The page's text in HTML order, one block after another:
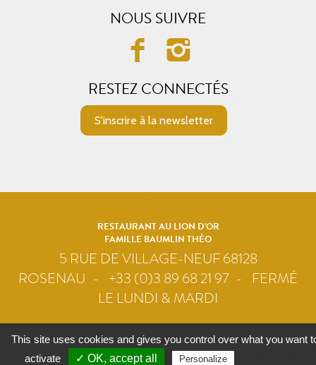
NOUS SUIVRE
RESTEZ CONNECTÉS
S'inscrire à la newsletter
RESTAURANT AU LION D'OR
FAMILLE BAUMLIN THÉO
5 RUE DE VILLAGE-NEUF 68128
ROSENAU
+33 (0)3 89 68 21 97
FERMÉ
LE LUNDI & MARDI
Gestion des cookies
This site uses cookies and gives you control over what you want
activate
✓ OK, accept all Personalize